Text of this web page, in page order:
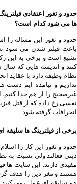
حدود و ثغور اعتقادی
ها می شود کدام است؟
حدود و ثغور این مساله
باعث فیلتر شدن می شود
تشیع است و برخی به این
کنند و اندیشه هایی که
نظام وظیفه دارد با عقاید
نداریم و نیامده ایم دست
غیرصحیح را از هم جدا
نفسی رخ داده که از قتل
انحرافات گرفته شود .
برخی از فیلترینگ ها سلیقه
حدود و ثغور این کار را
دینی فعالند ولی نسبت به
مفیدی دارند. این سایت ها
هستند و مغز دین را هدف